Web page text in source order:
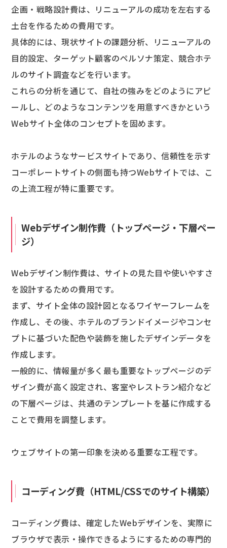
企画・戦略設計費は、リニューアルの成功を左右する
土台を作るための費用です。
具体的には、現状サイトの課題分析、リニューアルの
目的設定、ターゲット顧客のペルソナ策定、競合ホテ
ルのサイト調査などを行います。
これらの分析を通じて、自社の強みをどのようにアピ
ールし、どのようなコンテンツを用意すべきかという
Webサイト全体のコンセプトを固めます。
ホテルのようなサービスサイトであり、信頼性を示す
コーポレートサイトの側面も持つWebサイトでは、こ
の上流工程が特に重要です。
Webデザイン制作費（トップページ・下層ペー
ジ）
Webデザイン制作費は、サイトの見た目や使いやすさ
を設計するための費用です。
まず、サイト全体の設計図となるワイヤーフレームを
作成し、その後、ホテルのブランドイメージやコンセ
プトに基づいた配色や装飾を施したデザインデータを
作成します。
一般的に、情報量が多く最も重要なトップページのデ
ザイン費が高く設定され、客室やレストラン紹介など
の下層ページは、共通のテンプレートを基に作成する
ことで費用を調整します。
ウェブサイトの第一印象を決める重要な工程です。
コーディング費（HTML/CSSでのサイト構築）
コーディング費は、確定したWebデザインを、実際に
ブラウザで表示・操作できるようにするための専門的